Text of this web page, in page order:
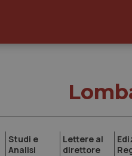
Studi e
Analisi
Lettere al
direttore